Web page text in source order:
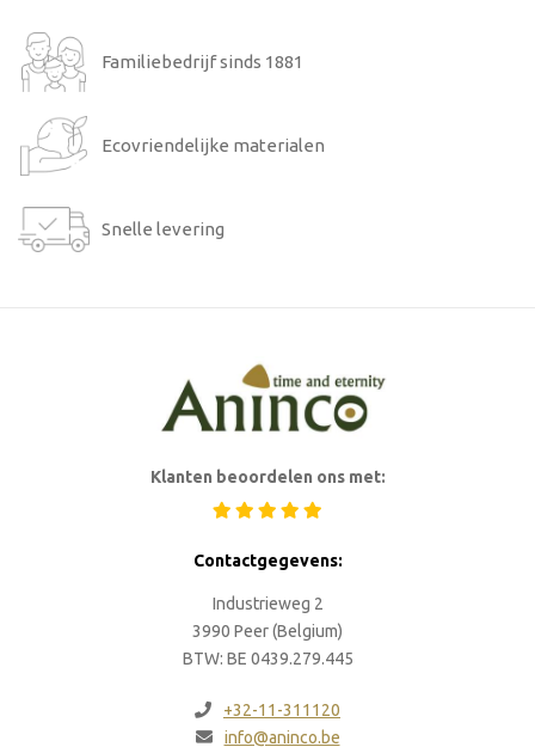
Familiebedrijf sinds 1881
Ecovriendelijke materialen
Snelle levering
Klanten beoordelen ons met:
Contactgegevens:
Industrieweg 2
3990 Peer (Belgium)
BTW: BE 0439.279.445
+32-11-311120
info@aninco.be